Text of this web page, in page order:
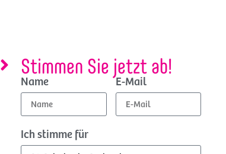
Stimmen Sie jetzt ab!
Name E-Mail
Ich stimme für